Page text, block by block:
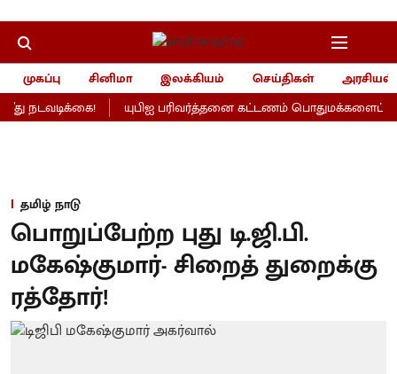
முகப்பு சினிமா இலக்கியம் செய்திகள்
அரசியல்
நடவடிக்கை!
யுபிஐ பரிவர்த்தனை கட்டணம் பொதுமக்களைப்
தமிழ் நாடு
பொறுப்பேற்ற புது டி.ஜி.பி.
மகேஷ்குமார்- சிறைத் துறைக்கு
ரத்தோர்!